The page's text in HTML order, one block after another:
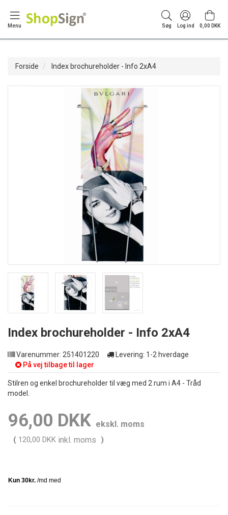
Menu Søg Log ind 0,00 DKK
Forside Index brochureholder - Info 2xA4
Index brochureholder - Info 2xA4
Varenummer: 251401220 Levering: 1-2 hverdage
På vej tilbage til lager
Stilren og enkel brochureholder til væg med 2 rum i A4 - Tråd
model.
96,00 DKK ekskl. moms
( 120,00 DKK inkl. moms )